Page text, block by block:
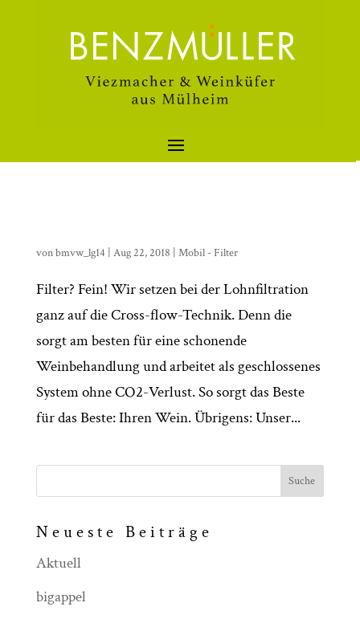
vonbmvw_lg14 Aug 22, 2018 Mobil - Filter
Filter? Fein! Wir setzen bei der Lohnfiltration
ganz auf die Cross-flow-Technik. Denn die
sorgt am besten für eine schonende
Weinbehandlung und arbeitet als geschlossenes
System ohne CO2-Verlust. So sorgt das Beste
für das Beste: Ihren Wein. Übrigens: Unser...
Neueste Beiträge
Aktuell
bigappel